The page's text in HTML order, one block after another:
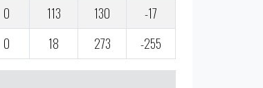
0 113 130
-17
0 18 273 -255